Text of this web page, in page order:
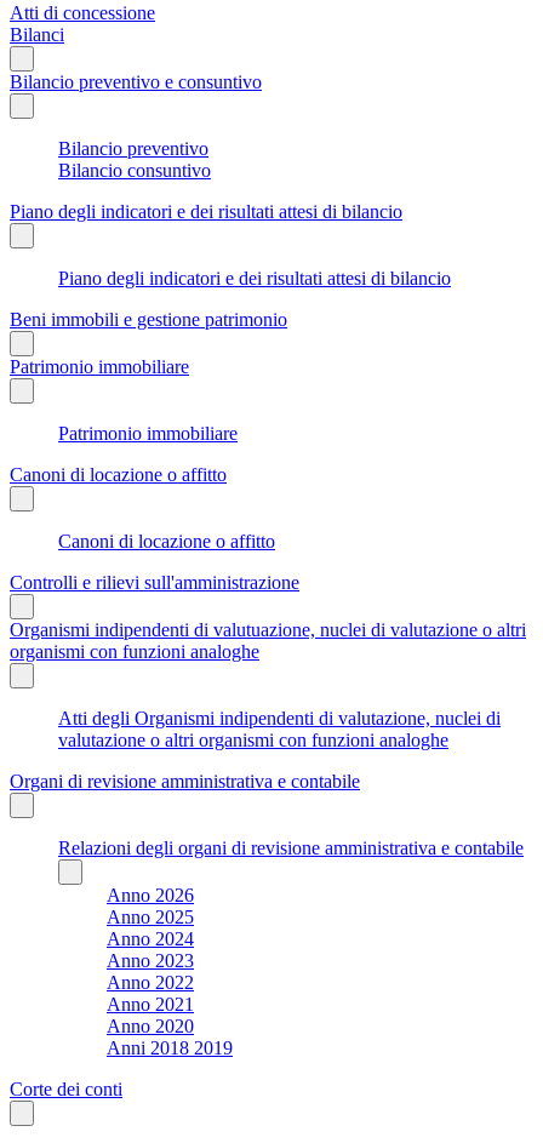
Atti di concessione
Bilanci
Bilancio preventivo e consuntivo
Bilancio preventivo
Bilancio consuntivo
Piano degli indicatori e dei risultati attesi di bilancio
Piano degli indicatori e dei risultati attesi di bilancio
Beni immobili e gestione patrimonio
Patrimonio immobiliare
Patrimonio immobiliare
Canoni di locazione o affitto
Canoni di locazione o affitto
Controlli e rilievi sull'amministrazione
Organismi indipendenti di valutuazione, nuclei di valutazione o altri
organismi con funzioni analoghe
Atti degli Organismi indipendenti di valutazione, nuclei di
valutazione o altri organismi con funzioni analoghe
Organi di revisione amministrativa e contabile
Relazioni degli organi di revisione amministrativa e contabile
Anno 2026
Anno 2025
Anno 2024
Anno 2023
Anno 2022
Anno 2021
Anno 2020
Anni 2018 2019
Corte dei conti